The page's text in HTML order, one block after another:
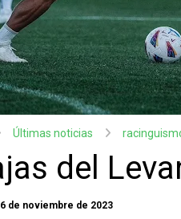
Últimas noticias
del
de noviembre de 2023